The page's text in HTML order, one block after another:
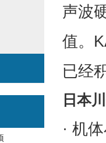
声波
值。
已经
日本
· 机